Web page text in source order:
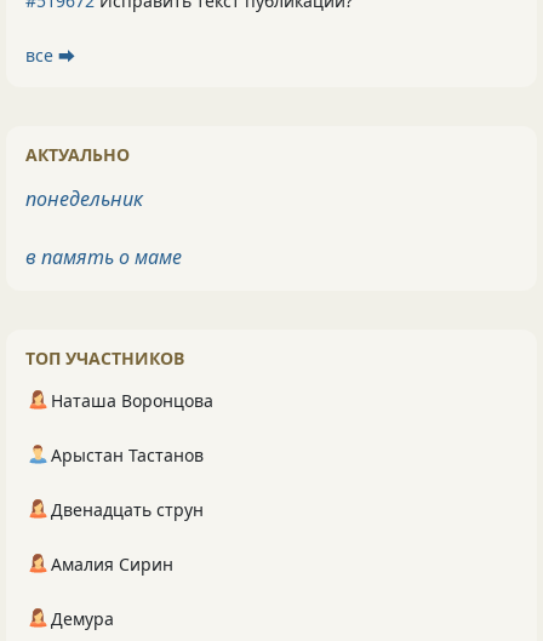
все ⮕
АКТУАЛЬНО
понедельник
в память о маме
ТОП УЧАСТНИКОВ
Наташа Воронцова
Арыстан Тастанов
Двенадцать струн
Амалия Сирин
Демура